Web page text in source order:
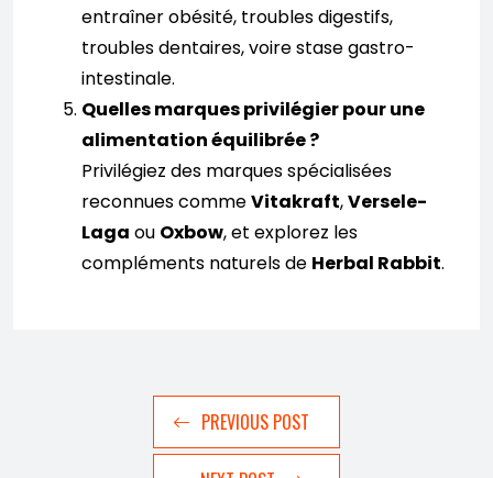
entraîner obésité, troubles digestifs,
troubles dentaires, voire stase gastro-
intestinale.
Quelles marques privilégier pour une
alimentation équilibrée ?
Privilégiez des marques spécialisées
reconnues commeVitakraft,Versele-
Laga ou Oxbow, et explorez les
compléments naturels de Herbal Rabbit.
PREVIOUS POST